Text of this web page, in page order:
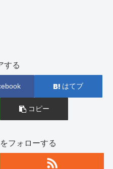
する
はてブ
コピー
フォローする